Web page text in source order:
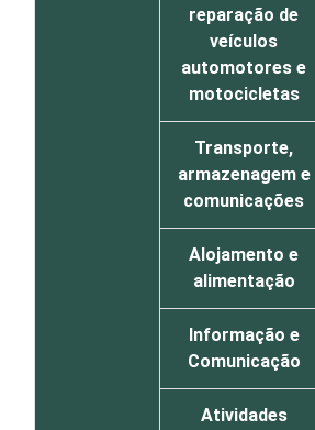
reparação de
veículos
automotores e
motocicletas
Transporte,
armazenagem e
comunicações
Alojamento e
alimentação
Informação e
Comunicação
Atividades